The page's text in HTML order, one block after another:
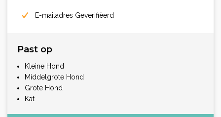
E-mailadres Geverifiëerd
Past op
Kleine Hond
Middelgrote Hond
Grote Hond
Kat